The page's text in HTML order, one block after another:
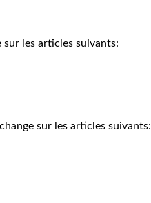
les articles suivants:
sur les articles suivants: